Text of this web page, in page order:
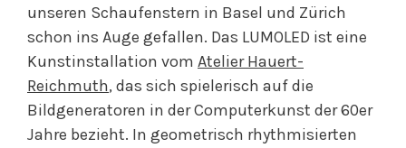
unseren Schaufenstern in Basel und Zürich
schon ins Auge gefallen. Das LUMOLED ist eine
Kunstinstallation vom Atelier Hauert-
Reichmuth, das sich spielerisch auf die
Bildgeneratoren in der Computerkunst der 60er
Jahre bezieht. In geometrisch rhythmisierten